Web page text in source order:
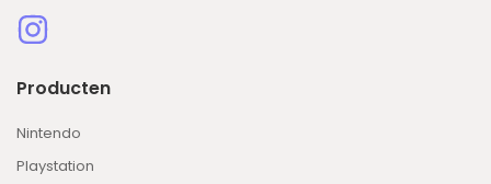
Producten
Nintendo
Playstation